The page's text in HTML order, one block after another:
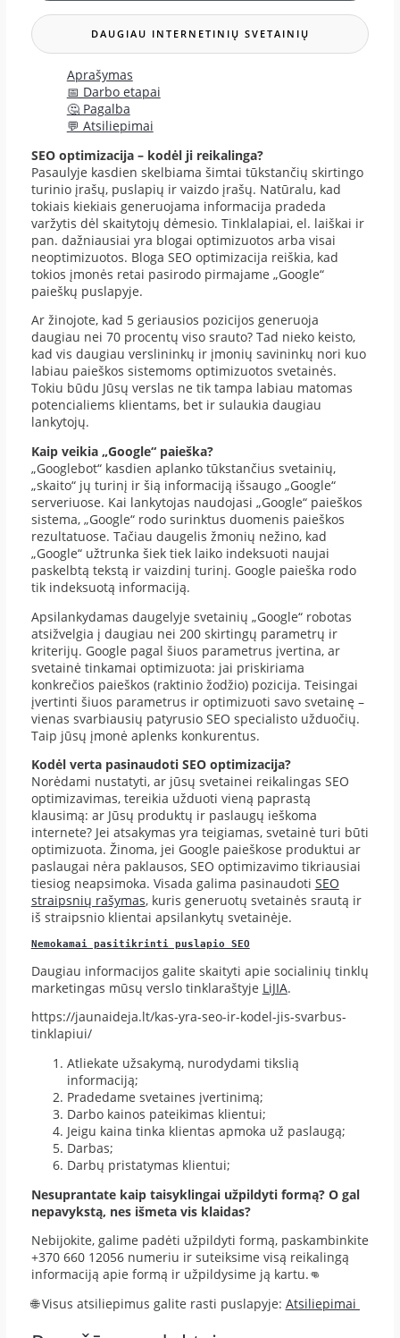
DAUGIAU INTERNETINIŲ SVETAINIŲ
Aprašymas
📅 Darbo etapai
🤔 Pagalba
💬 Atsiliepimai
SEO optimizacija – kodėl ji reikalinga?
Pasaulyje kasdien skelbiama šimtai tūkstančių skirtingo
turinio įrašų, puslapių ir vaizdo įrašų. Natūralu, kad
tokiais kiekiais generuojama informacija pradeda
varžytis dėl skaitytojų dėmesio. Tinklalapiai, el. laiškai ir
pan. dažniausiai yra blogai optimizuotos arba visai
neoptimizuotos. Bloga SEO optimizacija reiškia, kad
tokios įmonės retai pasirodo pirmajame „Google“
paieškų puslapyje.
Ar žinojote, kad 5 geriausios pozicijos generuoja
daugiau nei 70 procentų viso srauto? Tad nieko keisto,
kad vis daugiau verslininkų ir įmonių savininkų nori kuo
labiau paieškos sistemoms optimizuotos svetainės.
Tokiu būdu Jūsų verslas ne tik tampa labiau matomas
potencialiems klientams, bet ir sulaukia daugiau
lankytojų.
Kaip veikia „Google“ paieška?
„Googlebot“ kasdien aplanko tūkstančius svetainių,
„skaito“ jų turinį ir šią informaciją išsaugo „Google“
serveriuose. Kai lankytojas naudojasi „Google“ paieškos
sistema, „Google“ rodo surinktus duomenis paieškos
rezultatuose. Tačiau daugelis žmonių nežino, kad
„Google“ užtrunka šiek tiek laiko indeksuoti naujai
paskelbtą tekstą ir vaizdinį turinį. Google paieška rodo
tik indeksuotą informaciją.
Apsilankydamas daugelyje svetainių „Google“ robotas
atsižvelgia į daugiau nei 200 skirtingų parametrų ir
kriterijų. Google pagal šiuos parametrus įvertina, ar
svetainė tinkamai optimizuota: jai priskiriama
konkrečios paieškos (raktinio žodžio) pozicija. Teisingai
įvertinti šiuos parametrus ir optimizuoti savo svetainę –
vienas svarbiausių patyrusio SEO specialisto užduočių.
Taip jūsų įmonė aplenks konkurentus.
Kodėl verta pasinaudoti SEO optimizacija?
Norėdami nustatyti, ar jūsų svetainei reikalingas SEO
optimizavimas, tereikia užduoti vieną paprastą
klausimą: ar Jūsų produktų ir paslaugų ieškoma
internete? Jei atsakymas yra teigiamas, svetainė turi būti
optimizuota. Žinoma, jei Google paieškose produktui ar
paslaugai nėra paklausos, SEO optimizavimo tikriausiai
tiesiog neapsimoka. Visada galima pasinaudoti SEO
straipsnių rašymas, kuris generuotų svetainės srautą ir
iš straipsnio klientai apsilankytų svetainėje.
Nemokamai pasitikrinti puslapio SEO
Daugiau informacijos galite skaityti apie socialinių tinklų
marketingas mūsų verslo tinklaraštyje LiJIA.
https://jaunaideja.lt/kas-yra-seo-ir-kodel-jis-svarbus-
tinklapiui/
Atliekate užsakymą, nurodydami tikslią
informaciją;
Pradedame svetaines įvertinimą;
Darbo kainos pateikimas klientui;
Jeigu kaina tinka klientas apmoka už paslaugą;
Darbas;
Darbų pristatymas klientui;
Nesuprantate kaip taisyklingai užpildyti formą? O gal
nepavykstą, nes išmeta vis klaidas?
Nebijokite, galime padėti užpildyti formą, paskambinkite
+370 660 12056 numeriu ir suteiksime visą reikalingą
informaciją apie formą ir užpildysime ją kartu.👊
🌐 Visus atsiliepimus galite rasti puslapyje: Atsiliepimai